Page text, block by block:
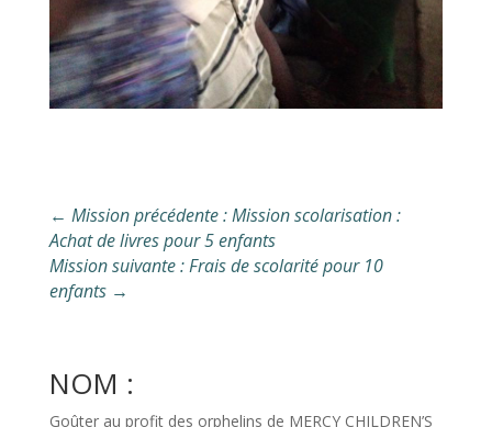
← Mission précédente : Mission scolarisation :
Achat de livres pour 5 enfants
Mission suivante : Frais de scolarité pour 10
enfants→
NOM :
Goûter au profit des orphelins de MERCY CHILDREN’S